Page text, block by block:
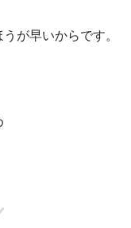
が早いからです。